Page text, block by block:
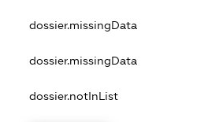
dossier.missingData
dossier.missingData
dossier.notInList